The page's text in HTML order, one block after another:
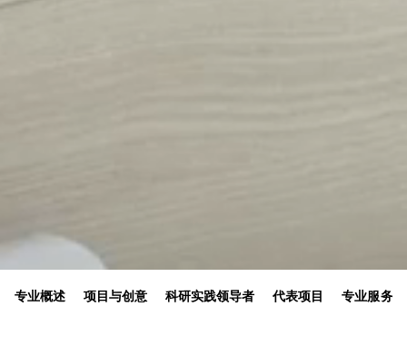
专业概述 项目与创意 科研实践领导者 代表项目 专业服务